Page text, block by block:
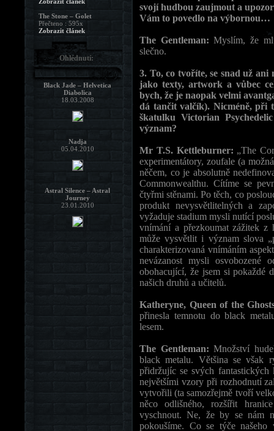
svojí hudbou zaujmout a
Vám to povedlo na výbornou…
The Gentleman:Myslím, že
slečno.
3. To, co tvoříte, se snad už ani
jako texty, artwork a vůbec
bych, že je naopak velmi
dá tančit valčík). Nicméně, při
škatulku Victorian
význam?
Mr T.S. Kettleburner: „The
experimentátory, zoufale (a
něčem, co je absolutně
Commonwealthu. Cítíme se
čtyřmi stěnami. Po těch, co
produkt nevysvětlitelných a
vyžaduje stadium mysli nutící
vnímání a přezkoumat zážitek z
může vysvětlit i význam slova
charakterizovaná vnímáním
nevázanost mysli osvobozené
obohacující, že jsem si pokaždé
našich druhů a učitelů.
Katheryne, Queen of the
přinesla temnotu do black
lesem.
The Gentleman:Množství
black metalu. Většina se však
přidržujíc se svých
největšími vzory při rozhodnutí
vytvořili (ta samozřejmě tvoří
něco odlišného, rozšířit
vyschnout. Ne, že by se nám
pokoušíme. Co se týče našeho
The Stone – Golet
Přečteno : 595x
Zobrazit článek
Ohlédnutí:
Black Jade – Helvetica
Diabolica
18.03.2008
Nadja
05.04.2010
Astral Silence – Astral
Journey
23.01.2010